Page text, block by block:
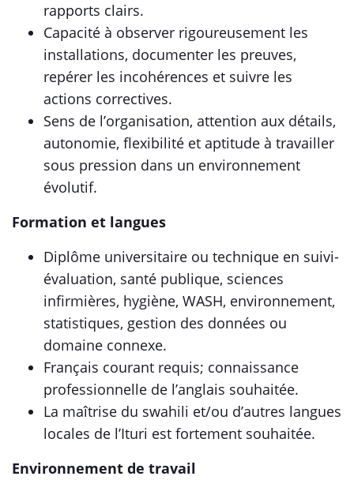
rapports clairs.
Capacité à observer rigoureusement les
installations, documenter les preuves,
repérer les incohérences et suivre les
actions correctives.
Sens de l’organisation, attention aux détails,
autonomie, flexibilité et aptitude à travailler
sous pression dans un environnement
évolutif.
Formation et langues
Diplôme universitaire ou technique en suivi-
évaluation, santé publique, sciences
infirmières, hygiène, WASH, environnement,
statistiques, gestion des données ou
domaine connexe.
Français courant requis; connaissance
professionnelle de l’anglais souhaitée.
La maîtrise du swahili et/ou d’autres langues
locales de l’Ituri est fortement souhaitée.
Environnement de travail